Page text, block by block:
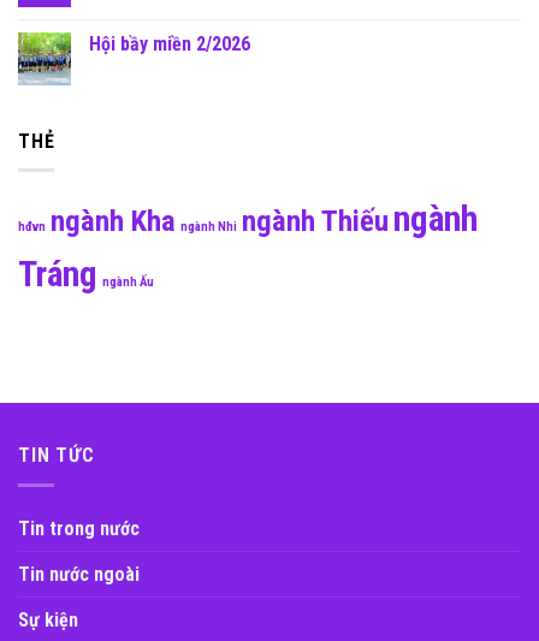
Hội bầy miền 2/2026
THẺ
hđvn ngành Kha ngành Nhi ngành Thiếu ngành
Tráng ngành Ấu
TIN TỨC
Tin trong nước
Tin nước ngoài
Sự kiện